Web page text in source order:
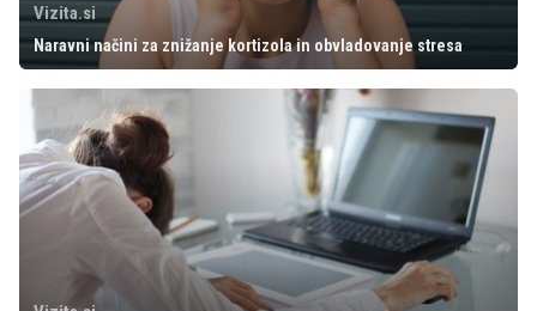
Vizita.si
Naravni načini za znižanje kortizola in obvladovanje stresa